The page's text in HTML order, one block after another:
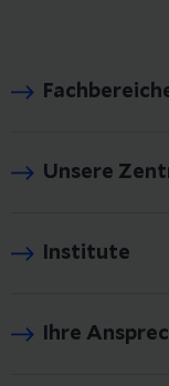
Unsere
Institute
Ihre